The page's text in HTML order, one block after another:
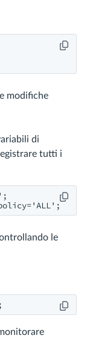
modifiche
di
tutti i
le